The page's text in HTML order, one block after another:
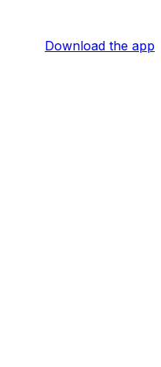
Download the app